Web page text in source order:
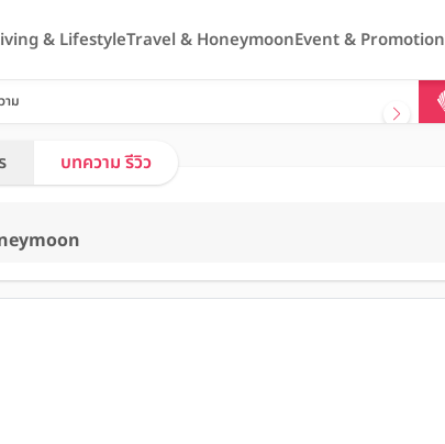
& LifestyleTravel & HoneymoonEvent & Promotion
าม
บทความ รีวิว